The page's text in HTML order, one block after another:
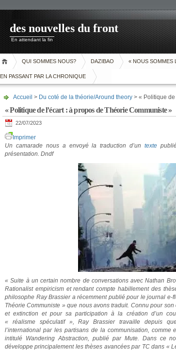
des nouvelles du front
En attendant la fin
QUI SOMMES NOUS? DAZIBAO « NOUS SOMMES
EN PASSANT PAR LA CHRONIQUE
Accueil > Du coté de la théorie/Around theory > « Politique
« Politique de l’écart : à propos de Théorie Communiste »
22/07/2023
Imprimer
Un camarade nous a envoyé la traduction d’untexte
présentation. Dndf
« Suite à un certain nombre de conversations avec Nathan
Rationalist empiricism et rendant compte habillement des
philosophe Ray Brassier a récemment publié pour le journal e-
Théorie Communiste » que nous avons traduit. Connu pour
et extinction et pour sa participation à la création d’un
« réalisme spéculatif », Ray Brassier travaille depuis
l’international par les partisans de la communisation,
intitulé Wandering Abstraction, publié par Mute. Dans ce
développe principalement les thèses avancées par TC dans «